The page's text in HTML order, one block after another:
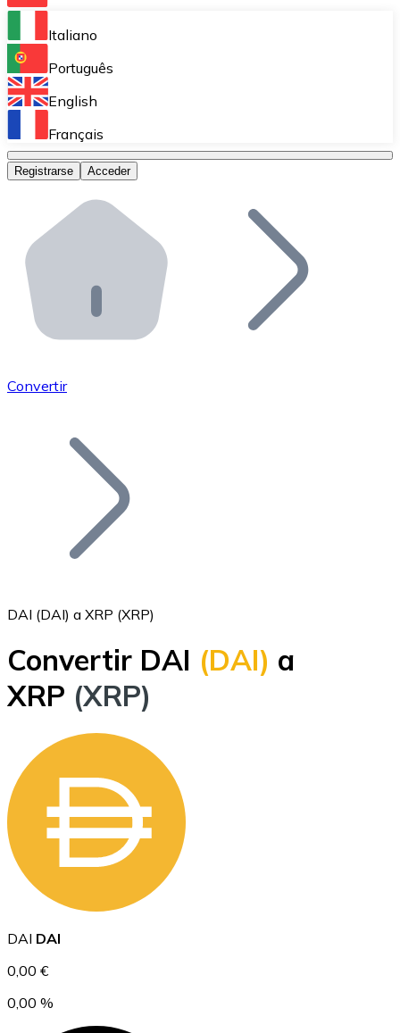
Bitnovo Ramp
Integra nuestra solución en tu plataforma.
Bitnovo Giftcards
Bitnovo OTC
Bitnovo ATM
Integra un ATM Bitnovo en tu negocio y permite que
Bitnovo API
Integra nuestra API en tu ecosistema.
Únete a nuestra red de distribuidores.
Añade tu proyecto a nuestro ecosistema.
Bitcoin
BTC
Ethereum
ETH
Italiano
Português
English
Français
Registrarse Acceder
Convertir
DAI (DAI) a XRP (XRP)
Convertir DAI (DAI) a
XRP (XRP)
DAI DAI
0,00 €
0,00 %